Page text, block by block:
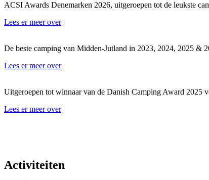
ACSI Awards Denemarken 2026, uitgeroepen tot de leukste
Lees er meer over
De beste camping van Midden-Jutland in 2023, 2024, 2025 &
Lees er meer over
Uitgeroepen tot winnaar van de Danish Camping Award 2025
Lees er meer over
Activiteiten